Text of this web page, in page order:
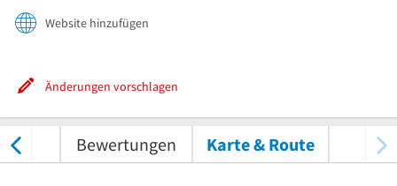
Website hinzufügen
Änderungen vorschlagen
Bewertungen Karte & Route